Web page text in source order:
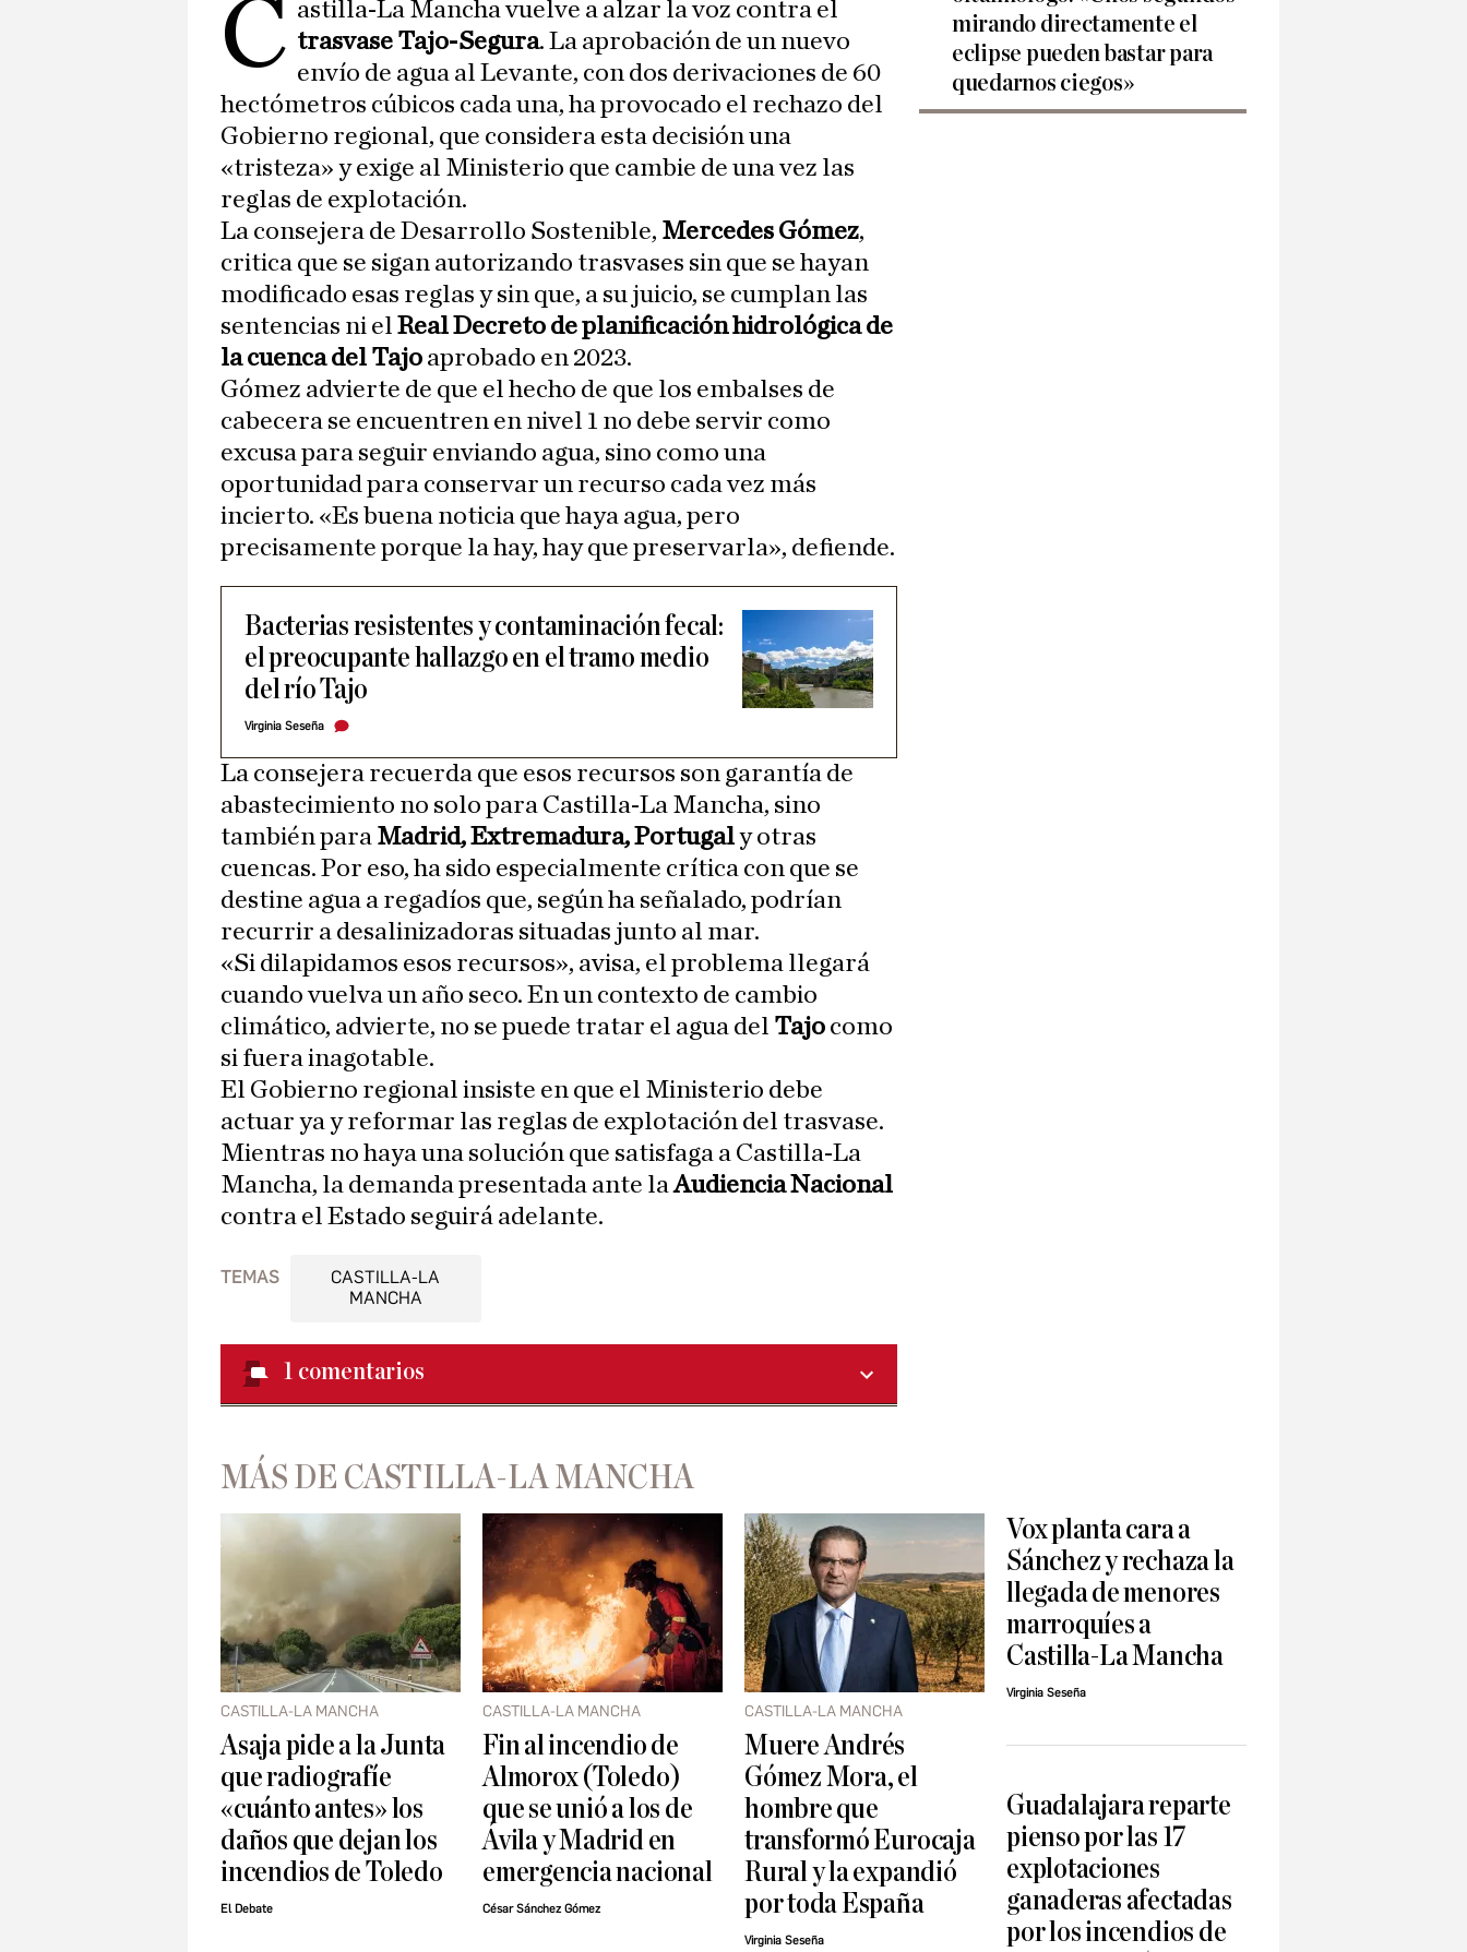
C astilla-La Mancha vuelve a alzar la voz contra el
trasvase Tajo-Segura. La aprobación de un nuevo
envío de agua al Levante, con dos derivaciones de 60
hectómetros cúbicos cada una, ha provocado el rechazo del
Gobierno regional, que considera esta decisión una
«tristeza» y exige al Ministerio que cambie de una vez las
reglas de explotación.
La consejera de Desarrollo Sostenible, Mercedes Gómez,
critica que se sigan autorizando trasvases sin que se hayan
modificado esas reglas y sin que, a su juicio, se cumplan las
sentencias ni el Real Decreto de planificación hidrológica de
la cuenca del Tajo aprobado en 2023.
Gómez advierte de que el hecho de que los embalses de
cabecera se encuentren en nivel 1 no debe servir como
excusa para seguir enviando agua, sino como una
oportunidad para conservar un recurso cada vez más
incierto. «Es buena noticia que haya agua, pero
precisamente porque la hay, hay que preservarla», defiende.
Bacterias resistentes y contaminación fecal:
el preocupante hallazgo en el tramo medio
del río Tajo
Virginia Seseña
La consejera recuerda que esos recursos son garantía de
abastecimiento no solo para Castilla-La Mancha, sino
también para Madrid, Extremadura, Portugaly otras
cuencas. Por eso, ha sido especialmente crítica con que se
destine agua a regadíos que, según ha señalado, podrían
recurrir a desalinizadoras situadas junto al mar.
«Si dilapidamos esos recursos», avisa, el problema llegará
cuando vuelva un año seco. En un contexto de cambio
climático, advierte, no se puede tratar el agua del Tajo como
si fuera inagotable.
El Gobierno regional insiste en que el Ministerio debe
actuar ya y reformar las reglas de explotación del trasvase.
Mientras no haya una solución que satisfaga a Castilla-La
Mancha, la demanda presentada ante laAudiencia Nacional
contra el Estado seguirá adelante.
TEMAS
CASTILLA-LA
MANCHA
1 comentarios
mirando directamente el
eclipse pueden bastar para
quedarnos ciegos»
MÁS DE CASTILLA-LA MANCHA
CASTILLA-LA MANCHA
Asaja pide a la Junta
que radiografíe
«cuánto antes» los
daños que dejan los
incendios de Toledo
El Debate
CASTILLA-LA MANCHA
Fin al incendio de
Almorox (Toledo)
que se unió a los de
Ávila y Madrid en
emergencia nacional
César Sánchez Gómez
CASTILLA-LA MANCHA
Muere Andrés
Gómez Mora, el
hombre que
transformó Eurocaja
Rural y la expandió
por toda España
Virginia Seseña
Vox planta cara a
Sánchez y rechaza la
llegada de menores
marroquíes a
Castilla-La Mancha
Virginia Seseña
Guadalajara reparte
pienso por las 17
explotaciones
ganaderas afectadas
por los incendios de